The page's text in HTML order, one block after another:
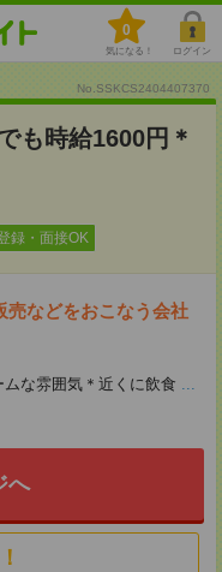
0
気になる！ ログイン
No.SSKCS2404407370
も時給1600円＊
録・面接OK
売などをおこなう会社
な雰囲気＊近くに飲食 ...
へ